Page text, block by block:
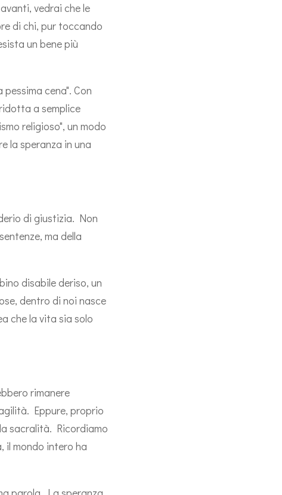
vedrai che le
di chi, pur toccando
un bene più
cena". Con
a semplice
religioso", un modo
la speranza in una
di giustizia. Non
ma della
disabile deriso, un
dentro di noi nasce
che la vita sia solo
rimanere
Eppure, proprio
sacralità. Ricordiamo
il mondo intero ha